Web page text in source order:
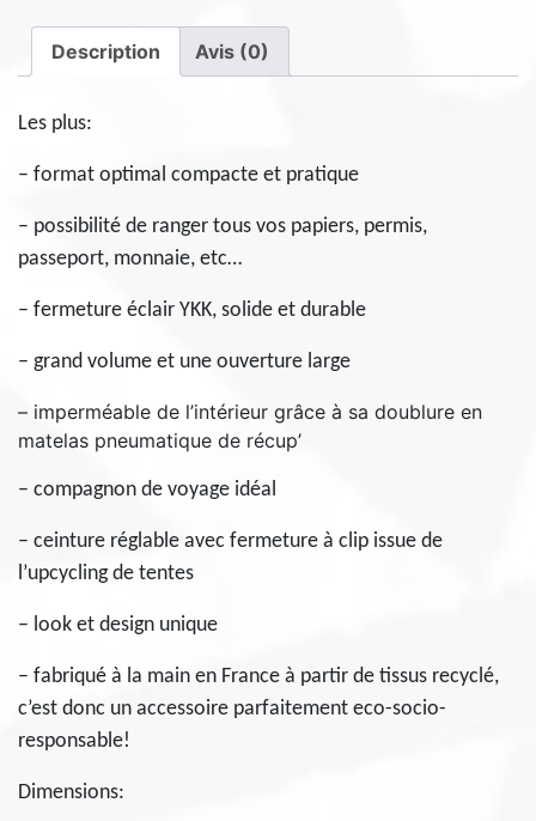
Description Avis (0)
Les plus:
– format optimal compacte et pratique
– possibilité de ranger tous vos papiers, permis,
passeport, monnaie, etc…
– fermeture éclair YKK, solide et durable
– grand volume et une ouverture large
– imperméable de l’intérieur grâce à sa doublure en
matelas pneumatique de récup’
– compagnon de voyage idéal
– ceinture réglable avec fermeture à clip issue de
l’upcycling de tentes
– look et design unique
– fabriqué à la main en France à partir de tissus recyclé,
c’est donc un accessoire parfaitement eco-socio-
responsable!
Dimensions: